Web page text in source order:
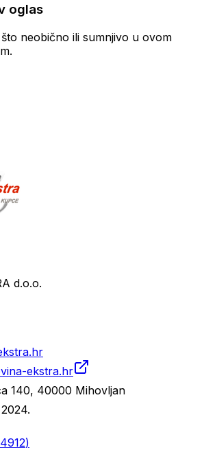
oglas
neobično ili sumnjivo u ovom
d.o.o.
ekstra.hr
140, 40000 Mihovljan
4912)